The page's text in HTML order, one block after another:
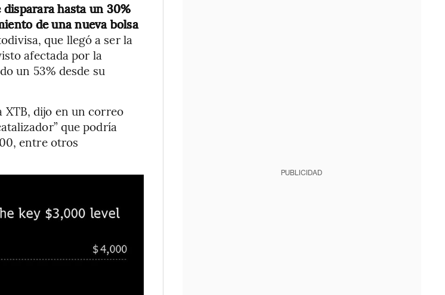
disparara hasta un 30%
de una nueva bolsa
que llegó a ser la
afectada por la
un 53% desde su
dijo en un correo
que podría
entre otros
PUBLICIDAD